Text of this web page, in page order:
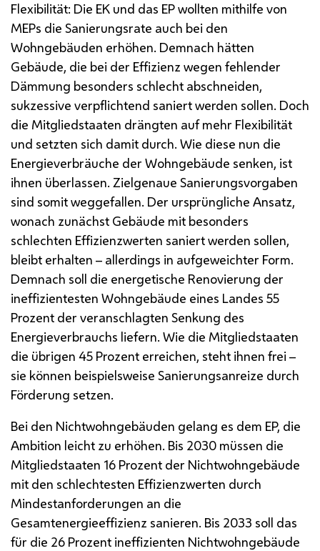
Flexibilität: Die EK und das EPwollten mithilfe von
MEPs die Sanierungsrate auch bei den
Wohngebäuden erhöhen. Demnach hätten
Gebäude, die bei der Effizienz wegen fehlender
Dämmung besonders schlecht abschneiden,
sukzessive verpflichtend saniert werden sollen. Doch
die Mitgliedstaaten drängten auf mehr Flexibilität
und setzten sich damit durch. Wie diese nun die
Energieverbräuche der Wohngebäude senken, ist
ihnen überlassen. Zielgenaue Sanierungsvorgaben
sind somit weggefallen. Der ursprüngliche Ansatz,
wonach zunächst Gebäude mit besonders
schlechten Effizienzwerten saniert werden sollen,
bleibt erhalten – allerdings in aufgeweichter Form.
Demnach soll die energetische Renovierung der
ineffizientesten Wohngebäude eines Landes 55
Prozent der veranschlagten Senkung des
Energieverbrauchs liefern. Wie die Mitgliedstaaten
die übrigen 45 Prozent erreichen, steht ihnen frei –
sie können beispielsweise Sanierungsanreize durch
Förderung setzen.
Bei den Nichtwohngebäuden gelang es dem EP, die
Ambition leicht zu erhöhen. Bis 2030 müssen die
Mitgliedstaaten 16 Prozent der Nichtwohngebäude
mit den schlechtesten Effizienzwerten durch
Mindestanforderungen an die
Gesamtenergieeffizienz sanieren. Bis 2033 soll das
für die 26 Prozent ineffizienten Nichtwohngebäude